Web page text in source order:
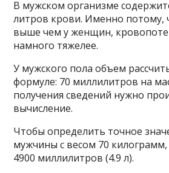
В мужском организме
литров крови. Именно потому,
выше чем у женщин,
намного тяжелее.
У мужского пола объем
формуле: 70 миллилитров на
получения сведений нужно
вычисление.
Чтобы определить точное
мужчины с весом 70 килограмм,
4900 миллилитров (4.9 л).